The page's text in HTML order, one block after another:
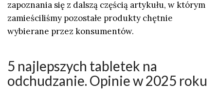
zapoznania się z dalszą częścią artykułu, w którym
zamieściliśmy pozostałe produkty chętnie
wybierane przez konsumentów.
5 najlepszych tabletek na
odchudzanie. Opinie w 2025 roku